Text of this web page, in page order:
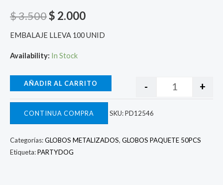
$3.500$ 2.000
EMBALAJE LLEVA 100 UNID
Availability: In Stock
- +
AÑADIR AL CARRITO
CONTINUA COMPRA SKU:PD12546
Categorías:GLOBOS METALIZADOS, GLOBOS PAQUETE 50PCS
Etiqueta:PARTYDOG